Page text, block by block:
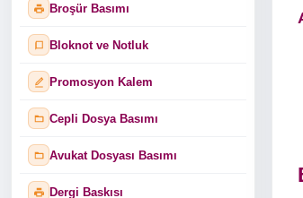
Broşür Basımı
Bloknot ve Notluk
Promosyon Kalem
Cepli Dosya Basımı
Avukat Dosyası Basımı
Dergi Baskısı